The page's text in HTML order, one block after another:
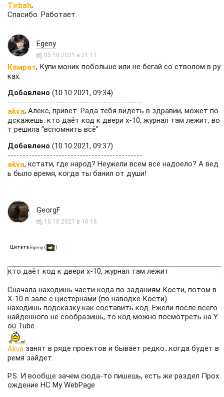
Tirbah,
Спасибо. Работает.
Egeny
05.10.2021 в 21:11
Камрат, Купи моник побольше или не бегай со стволом в ру
ках.
Добавлено (10.10.2021, 09:34)
---------------------------------------------
akva, Алекс, привет. Рада тебя видеть в здравии, может по
дскажешь: кто даёт код к двери х-10, журнал там лежит, во
т решила "вспомнить всё"
Добавлено (10.10.2021, 09:37)
---------------------------------------------
akva, кстати, где народ? Неужели всем всё надоело? А вед
ь было время, когда ты банил от души!
GeorgF
10.10.2021 в 10:16
Цитата Egeny( )
кто даёт код к двери х-10, журнал там лежит
Сначала находишь части кода по заданиям Кости, потом в
Х-10 в зале с цистернами (по наводке Кости)
находишь подсказку как составить код. Ежели после всего
найденного не сообразишь, то код можно посмотреть на Y
ou Tube.
Akva занят в ряде проектов и бывает редко...когда будет в
ремя зайдет.
P.S. И вообще зачем сюда-то пишешь, есть же раздел Прох
ождение НС My WebPage